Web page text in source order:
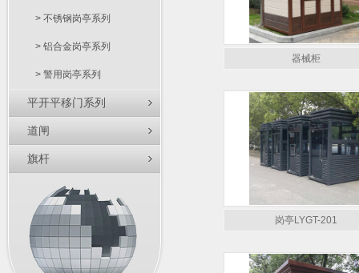
> 不锈钢岗亭系列
> 铝合金岗亭系列
> 警用岗亭系列
平开平移门系列
道闸
旗杆
器械柜
岗亭LYGT-201